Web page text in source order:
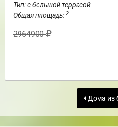
Тип: с большой террасой
Общая площадь: 2
2964900
Дома из